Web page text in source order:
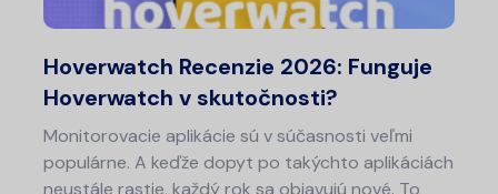
Hoverwatch Recenzie 2026: Funguje
Hoverwatch v skutočnosti?
Monitorovacie aplikácie sú v súčasnosti veľmi
populárne. A keďže dopyt po takýchto aplikáciách
neustále rastie, každý rok sa objavujú nové. To